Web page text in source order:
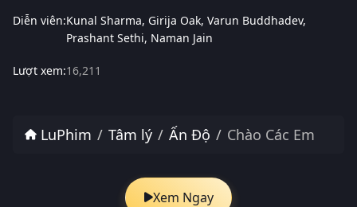
Diễn viên:Kunal Sharma Girija Oak Varun Buddhadev
Prashant Sethi Naman Jain
Lượt xem:16,211
LuPhim Tâm lý Ấn Độ Chào Các Em
Xem Ngay